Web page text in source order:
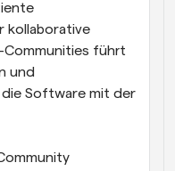
kollaborative
führt
und
die Software mit der